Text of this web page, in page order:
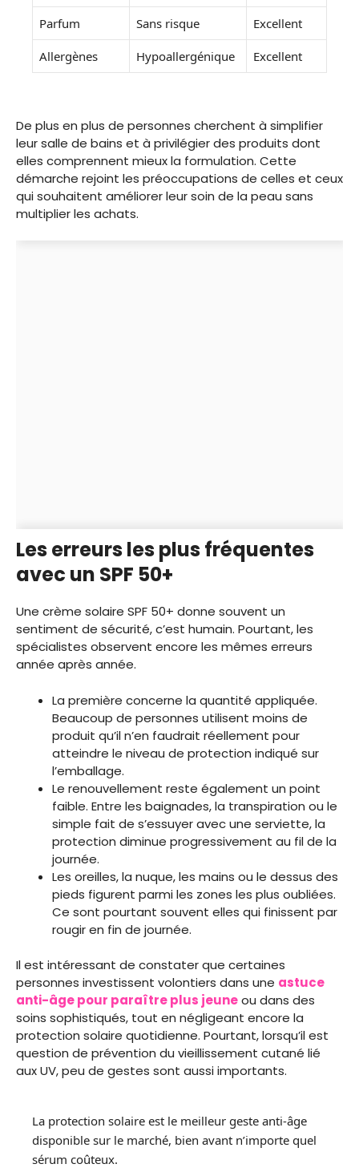
Parfum Sans risque Excellent
Allergènes Hypoallergénique Excellent
De plus en plus de personnes cherchent à simplifier
leur salle de bains et à privilégier des produits dont
elles comprennent mieux la formulation. Cette
démarche rejoint les préoccupations de celles et ceux
qui souhaitent améliorer leur soin de la peau sans
multiplier les achats.
Les erreurs les plus fréquentes
avec un SPF 50+
Une crème solaire SPF 50+ donne souvent un
sentiment de sécurité, c’est humain. Pourtant, les
spécialistes observent encore les mêmes erreurs
année après année.
La première concerne la quantité appliquée.
Beaucoup de personnes utilisent moins de
produit qu’il n’en faudrait réellement pour
atteindre le niveau de protection indiqué sur
l’emballage.
Le renouvellement reste également un point
faible. Entre les baignades, la transpiration ou le
simple fait de s’essuyer avec une serviette, la
protection diminue progressivement au fil de la
journée.
Les oreilles, la nuque, les mains ou le dessus des
pieds figurent parmi les zones les plus oubliées.
Ce sont pourtant souvent elles qui finissent par
rougir en fin de journée.
Il est intéressant de constater que certaines
personnes investissent volontiers dans une astuce
anti-âge pour paraître plus jeuneou dans des
soins sophistiqués, tout en négligeant encore la
protection solaire quotidienne. Pourtant, lorsqu’il est
question de prévention du vieillissement cutané lié
aux UV, peu de gestes sont aussi importants.
La protection solaire est le meilleur geste anti-âge
disponible sur le marché, bien avant n’importe quel
sérum coûteux.